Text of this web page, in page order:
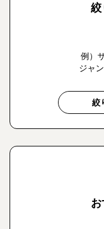
絞
例）
ジャ
絞